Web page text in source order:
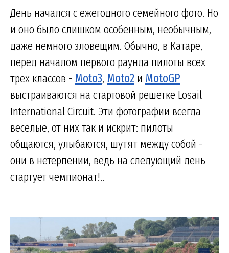
День начался с ежегодного семейного фото. Но
и оно было слишком особенным, необычным,
даже немного зловещим. Обычно, в Катаре,
перед началом первого раунда пилоты всех
трех классов - Moto3, Moto2 и MotoGP
выстраиваются на стартовой решетке Losail
International Circuit. Эти фотографии всегда
веселые, от них так и искрит: пилоты
общаются, улыбаются, шутят между собой -
они в нетерпении, ведь на следующий день
стартует чемпионат!..